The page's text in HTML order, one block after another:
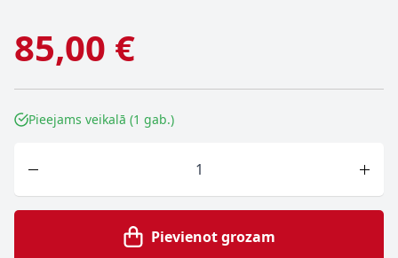
85,00 €
Pieejams veikalā (1 gab.)
Pievienot grozam